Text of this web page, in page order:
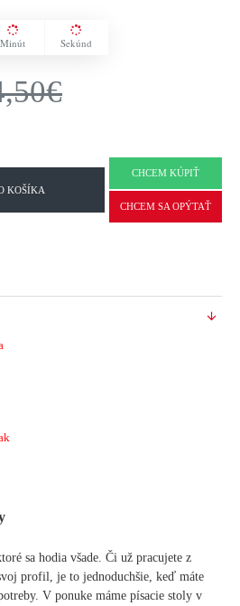
Minút Sekúnd
KOŠÍKA
CHCEM KÚPIŤ
CHCEM SA OPÝTAŤ
sa hodia všade. Či už pracujete z
profil, je to jednoduchšie, keď máte
V ponuke máme písacie stoly v